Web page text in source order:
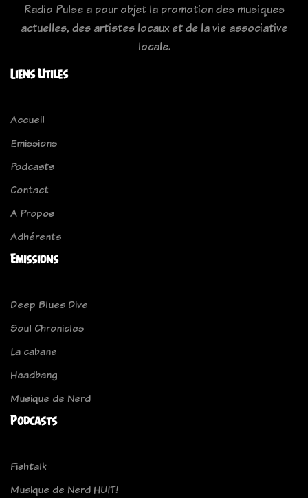
Radio Pulse a pour objet la promotion des musiques
actuelles, des artistes locaux et de la vie associative
locale.
Liens Utiles
Accueil
Emissions
Podcasts
Contact
A Propos
Adhérents
Emissions
Deep Blues Dive
Soul Chronicles
La cabane
Headbang
Musique de Nerd
Podcasts
Fishtalk
Musique de Nerd HUIT!